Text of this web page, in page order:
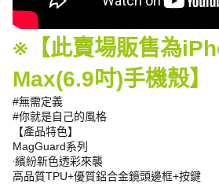
※【此賣場販售為
Max(6.9吋)手機殼】
#無需定義
#你就是自己的風格
【產品特色】
MagGuard系列
‧繽紛新色透彩來襲
高品質TPU+優質鋁合金鏡頭邊框+按鍵